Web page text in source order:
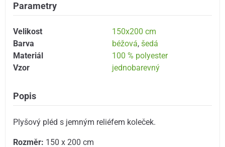
Parametry
Velikost
150x200 cm
Barva
béžová,šedá
Materiál
100 % polyester
Vzor
jednobarevný
Popis
Plyšový pléd s jemným reliéfem koleček.
Rozměr: 150 x 200 cm